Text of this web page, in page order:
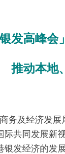
银发高峰
推动本地
务及经济发展
共同发展新
发经济的发